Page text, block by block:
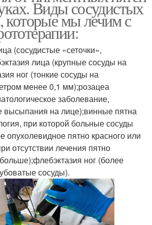
Виды сосудистых
мы лечим с
(сосудистые «сеточки»,
лица (крупные сосуды на
ног (тонкие сосуды на
менее 0,1 мм);розацеа
заболевание,
высыпания на лице);винные пятна
при которой больные сосуды
опухолевидное пятно красного или
отсутствии лечения пятно
ног (более
сосуды).